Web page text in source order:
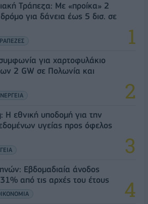
Τράπεζα: Με «προίκα» 2
για δάνεια έως 5 δισ. σε
για χαρτοφυλάκιο
2 GW σε Πολωνία και
εθνική υποδομή για την
υγείας προς όφελος
Εβδομαδιαία άνοδος
από τις αρχές του έτους